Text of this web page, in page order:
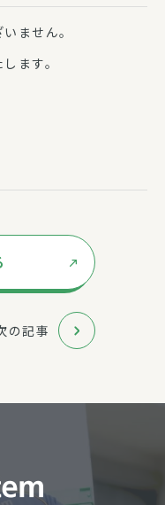
ません。
ます。
の記事